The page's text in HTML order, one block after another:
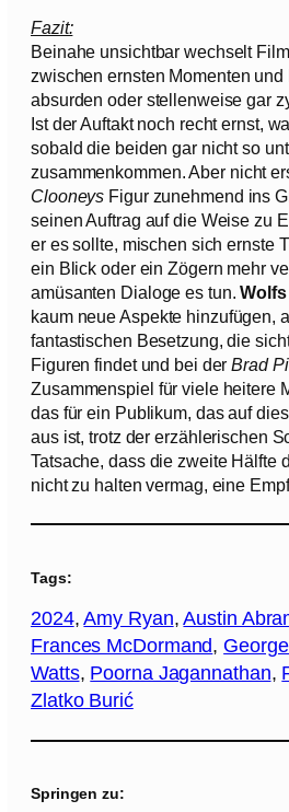
Fazit:
Beinahe unsichtbar wechselt
zwischen ernsten Momenten
absurden oder stellenweise gar
Ist der Auftakt noch recht ernst,
sobald die beiden gar nicht so
zusammenkommen. Aber nicht
Clooneys Figur zunehmend ins
seinen Auftrag auf die Weise zu
er es sollte, mischen sich ernste
ein Blick oder ein Zögern mehr
amüsanten Dialoge es tun.Wolfs
kaum neue Aspekte hinzufügen,
fantastischen Besetzung, die
Figuren findet und bei derBrad
Zusammenspiel für viele heitere
das für ein Publikum, das auf
aus ist, trotz der erzählerischen
Tatsache, dass die zweite Hälfte
nicht zu halten vermag, eine
Tags:
2024, Amy Ryan, Austin
Frances McDormand,
Watts, Poorna Jagannathan,
Zlatko Burić
Springen zu: